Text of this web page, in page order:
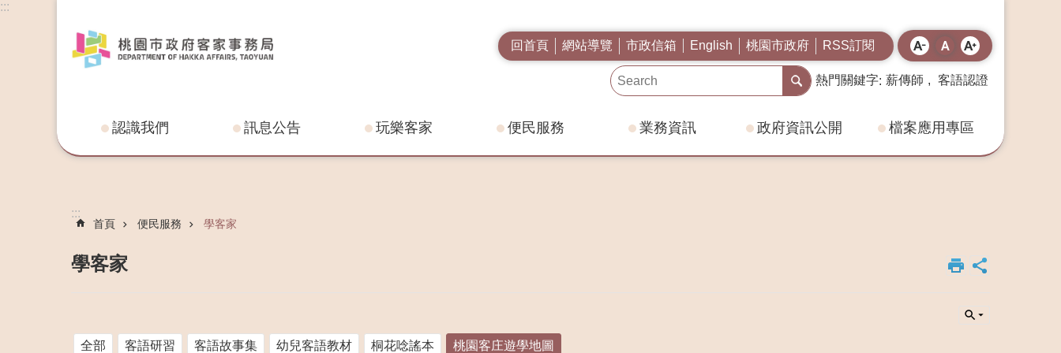
:::
回首頁 網站導覽 市政信箱 English 桃園市政府 RSS訂閱
熱門關鍵字 薪傳師 客語認證
認識我們 訊息公告 玩樂客家 便民服務 業務資訊 政府資訊公開 檔案應用專區
:::
首頁 便民服務 學客家
學客家
全部 客語研習 客語故事集 幼兒客語教材 桐花唸謠本 桃園客庄遊學地圖